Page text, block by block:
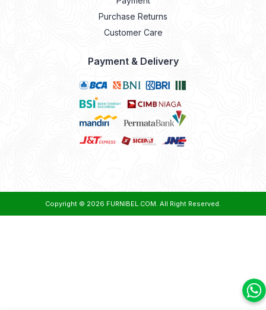
Purchase Returns
Customer Care
Payment & Delivery
Copyright © 2026 FURNIBEL.COM . All Right Reserved.